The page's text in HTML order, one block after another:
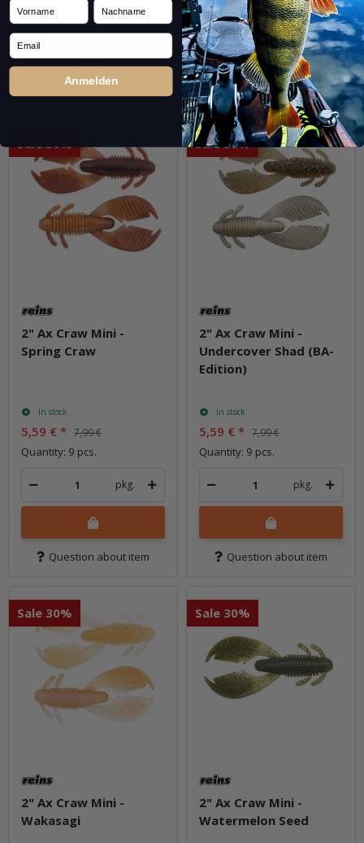
pkg.
Question about item
pkg.
Question about item
Sale 30%
2" Ax Craw Mini -
Spring Craw
In stock
5,59 € * 7,99 €
Quantity: 9 pcs.
pkg.
Question about item
Sale 30%
2" Ax Craw Mini -
Undercover Shad (BA-
Edition)
In stock
5,59 € * 7,99 €
Quantity: 9 pcs.
pkg.
Question about item
Sale 30%
2" Ax Craw Mini -
Wakasagi
Sale 30%
2" Ax Craw Mini -
Watermelon Seed
Vorname Nachname
Email
Anmelden